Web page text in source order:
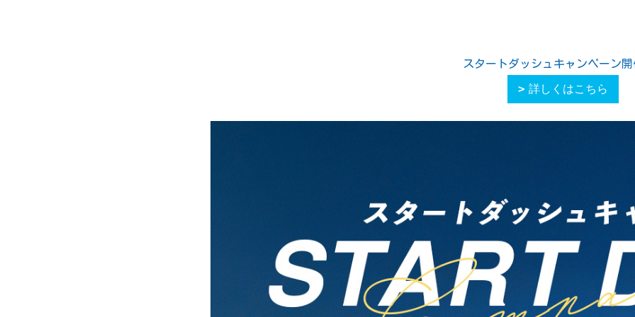
スタートダッシュキャンペーン
詳しくはこちら